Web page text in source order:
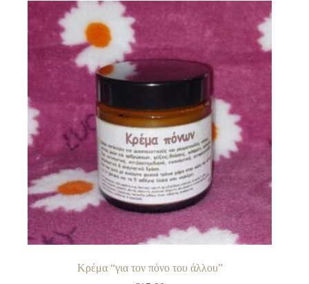
Κρέμα “για τον πόνο του άλλου”